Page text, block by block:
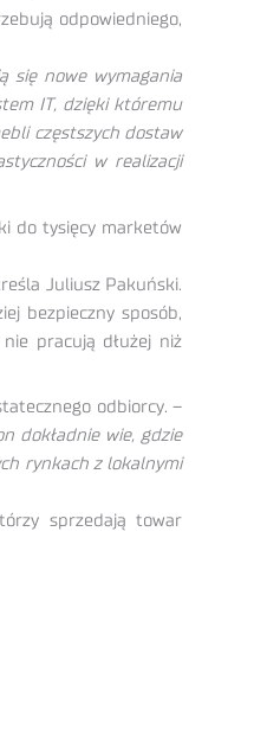
odpowiedniego,
się nowe wymagania
IT, dzięki któremu
częstszych dostaw
w realizacji
do tysięcy marketów
Juliusz Pakuński.
bezpieczny sposób,
pracują dłużej niż
odbiorcy. –
dokładnie wie, gdzie
rynkach z lokalnymi
sprzedają towar